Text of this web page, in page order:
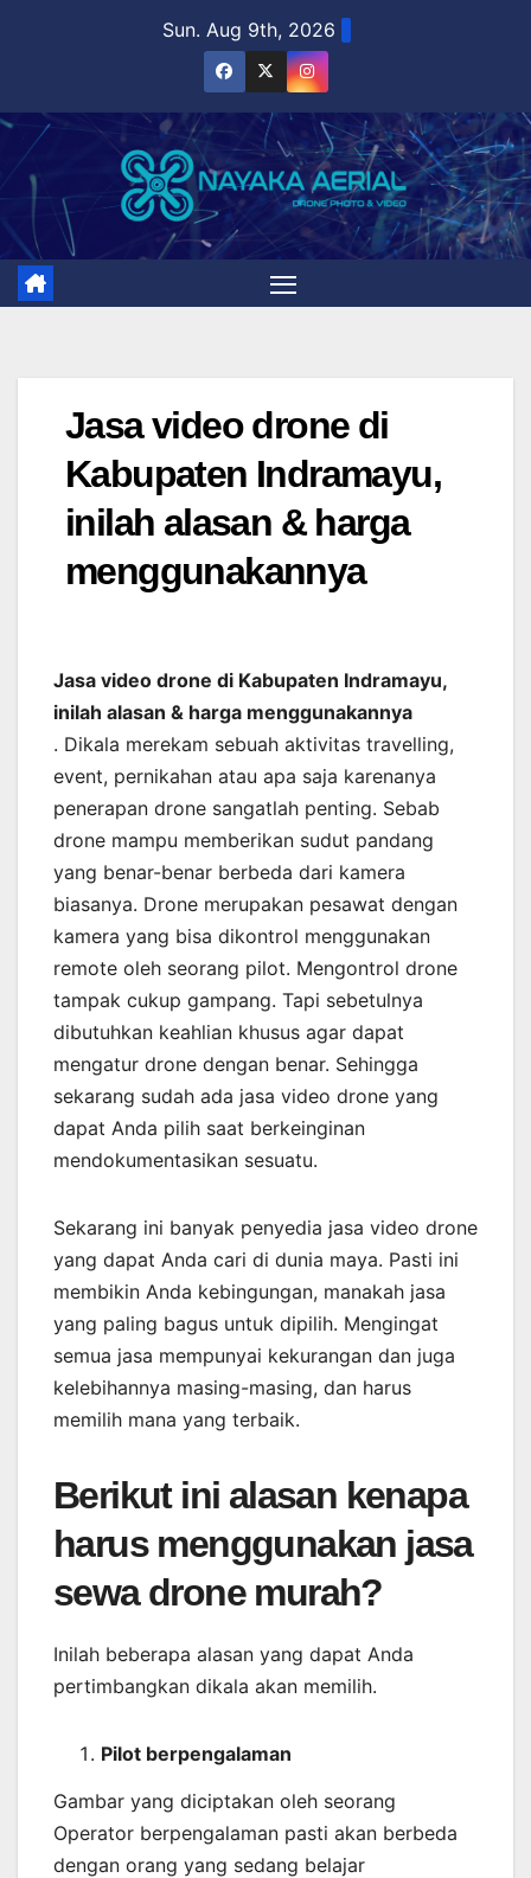
Sun. Aug 9th, 2026
Jasa video drone di
Kabupaten Indramayu,
inilah alasan & harga
menggunakannya
Jasa video drone di Kabupaten Indramayu,
inilah alasan & harga menggunakannya
. Dikala merekam sebuah aktivitas travelling,
event, pernikahan atau apa saja karenanya
penerapan drone sangatlah penting. Sebab
drone mampu memberikan sudut pandang
yang benar-benar berbeda dari kamera
biasanya. Drone merupakan pesawat dengan
kamera yang bisa dikontrol menggunakan
remote oleh seorang pilot. Mengontrol drone
tampak cukup gampang. Tapi sebetulnya
dibutuhkan keahlian khusus agar dapat
mengatur drone dengan benar. Sehingga
sekarang sudah ada jasa video drone yang
dapat Anda pilih saat berkeinginan
mendokumentasikan sesuatu.
Sekarang ini banyak penyedia jasa video drone
yang dapat Anda cari di dunia maya. Pasti ini
membikin Anda kebingungan, manakah jasa
yang paling bagus untuk dipilih. Mengingat
semua jasa mempunyai kekurangan dan juga
kelebihannya masing-masing, dan harus
memilih mana yang terbaik.
Berikut ini alasan kenapa
harus menggunakan jasa
sewa drone murah?
Inilah beberapa alasan yang dapat Anda
pertimbangkan dikala akan memilih.
Pilot berpengalaman
Gambar yang diciptakan oleh seorang
Operator berpengalaman pasti akan berbeda
dengan orang yang sedang belajar